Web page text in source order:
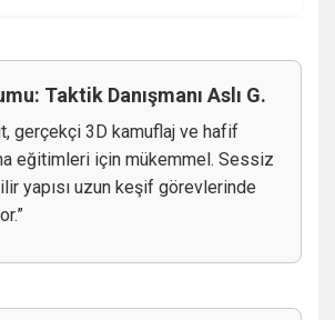
Taktik Danışmanı Aslı G.
gerçekçi 3D kamuflaj ve hafif
eğitimleri için mükemmel. Sessiz
yapısı uzun keşif görevlerinde